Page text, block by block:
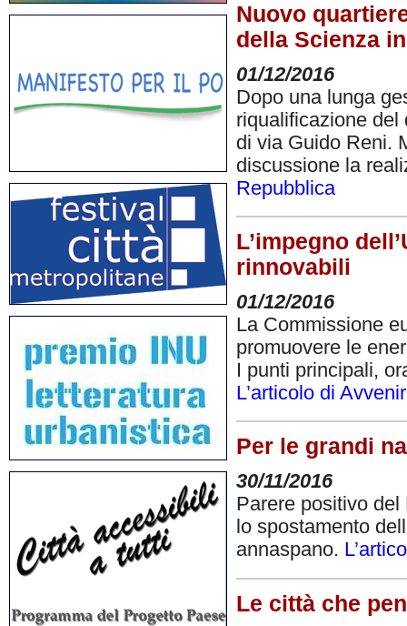
Nuovo
della Scienza
01/12/2016
Dopo una lunga
riqualificazione del
di via Guido Reni.
discussione la
Repubblica
L’impegno
rinnovabili
01/12/2016
La Commissione
promuovere le
I punti principali,
L’articolo di
Per le grandi
30/11/2016
Parere positivo
lo spostamento
annaspano.
Le città che